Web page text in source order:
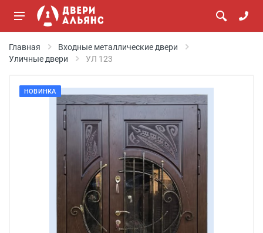
Главная
Входные металлические двери
Уличные двери
УЛ 123
НОВИНКА